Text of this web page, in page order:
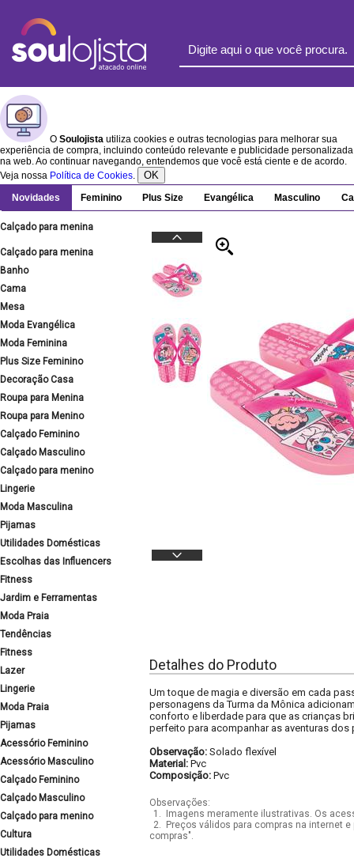
O Soulojista utiliza cookies e outras tecnologias para melhorar sua
experiência de compra, incluindo conteúdo relevante e publicidade personalizada
na web. Ao continuar navegando, entendemos que você está ciente e de acordo.
Veja nossa Política de Cookies. OK
Novidades Feminino Plus Size Evangélica Masculino
Calçado para menina
Calçado para menina
Banho
Cama
Mesa
Moda Evangélica
Moda Feminina
Plus Size Feminino
Decoração Casa
Roupa para Menina
Roupa para Menino
Calçado Feminino
Calçado Masculino
Calçado para menino
Lingerie
Moda Masculina
Pijamas
Utilidades Domésticas
Escolhas das Influencers
Fitness
Jardim e Ferramentas
Moda Praia
Tendências
Fitness
Lazer
Lingerie
Moda Praia
Pijamas
Acessório Feminino
Acessório Masculino
Calçado Feminino
Calçado Masculino
Calçado para menino
Cultura
Utilidades Domésticas
Detalhes do Produto
Um toque de magia e diversão em cada
personagens da Turma da Mônica
conforto e liberdade para que as crianças
perfeito para acompanhar as aventuras dos
Observação: Solado flexível
Material: Pvc
Composição: Pvc
Observações:
1.
Imagens meramente ilustrativas. Os
2.
Preços válidos para compras na internet
compras".